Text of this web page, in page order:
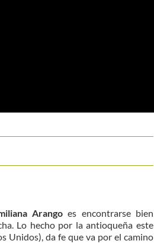
Arango es encontrarse bien
Lo hecho por la antioqueña este
Unidos), da fe que va por el camino